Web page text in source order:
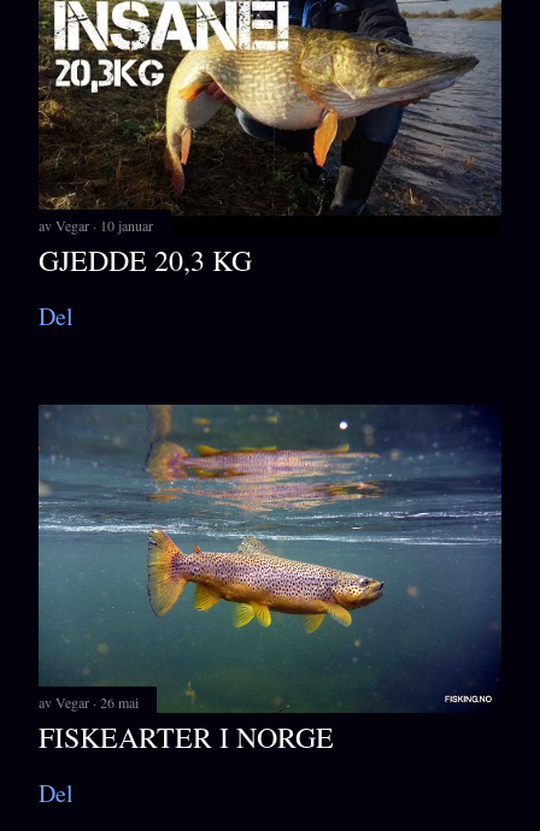
avVegar 10 januar
GJEDDE 20,3 KG
Del
avVegar 26 mai
FISKEARTER I NORGE
Del